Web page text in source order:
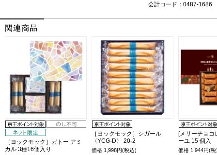
会計コード：0487-1686
［ヨックモック］ガトー アミ
カル 3種16個入り
［ヨックモック］シガール
〈YCG-D〉 20-2
価格 1,998円(税込)
[メリーチョコ
ーユ 15 個入
価格 1,944円(